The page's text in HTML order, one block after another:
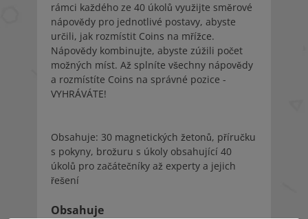
rámci každého ze 40 úkolů využijte směrové
nápovědy pro jednotlivé postavy, abyste
určili, jak rozmístit Coins na mřížce.
Nápovědy kombinujte, abyste zúžili počet
možných míst. Až splníte všechny nápovědy
a rozmístíte Coins na správné pozice -
VYHRÁVÁTE!
Obsahuje: 30 magnetických žetonů, příručku
s pokyny, brožuru s úkoly obsahující 40
úkolů pro začátečníky až experty a jejich
řešení
Obsahuje